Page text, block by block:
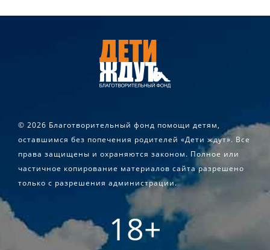
© 2026 Благотворительный фонд помощи детям,
оставшимся без попечения родителей «Дети ждут». Все
права защищены и охраняются законом. Полное или
частичное копирование материалов сайта разрешено
только с разрешения администрации.
18+